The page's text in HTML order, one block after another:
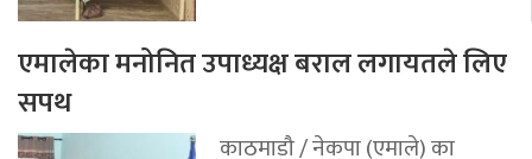
एमालेका मनोनित उपाध्यक्ष बराल लगायतले लिए
सपथ
काठमाडौ / नेकपा (एमाले) का